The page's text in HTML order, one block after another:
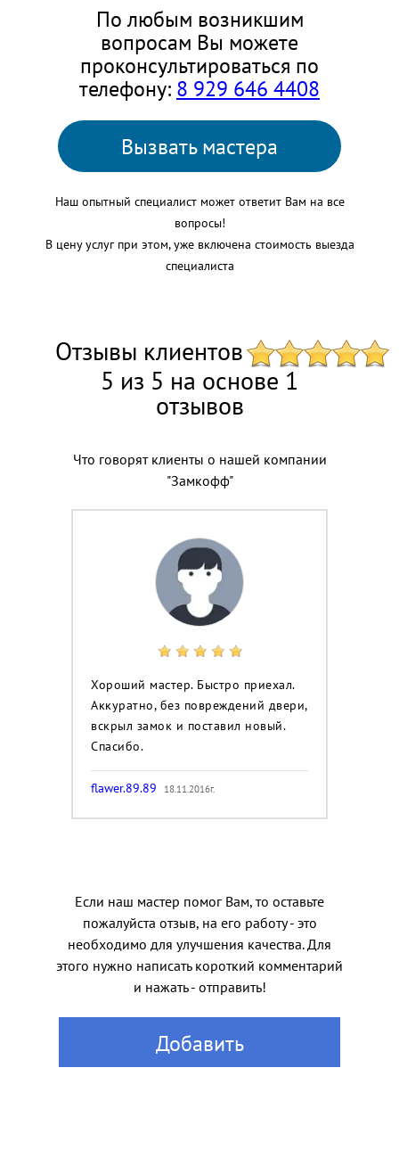
По любым возникшим
вопросам Вы можете
проконсультироваться по
телефону: 8 929 646 4408
Вызвать мастера
Наш опытный специалист может ответит Вам на все
вопросы!
В цену услуг при этом, уже включена стоимость выезда
специалиста
Отзывы клиентов
5 из 5 на основе 1
отзывов
Что говорят клиенты о нашей компании
"Замкофф"
Хороший мастер. Быстро приехал.
Аккуратно, без повреждений двери,
вскрыл замок и поставил новый.
Спасибо.
flawer.89.89 18.11.2016г.
Если наш мастер помог Вам, то оставьте
пожалуйста отзыв, на его работу - это
необходимо для улучшения качества. Для
этого нужно написать короткий комментарий
и нажать - отправить!
Добавить